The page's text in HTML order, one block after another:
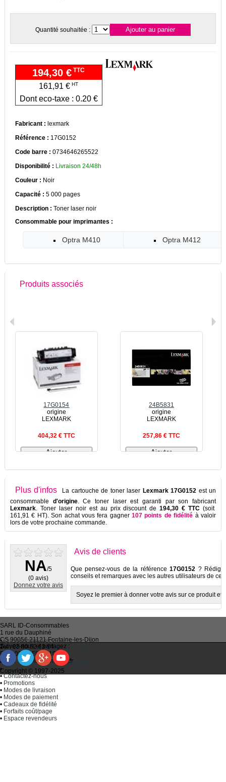
Quantité souhaitée :
194,30 € TTC
161,91 € HT
Dont eco-taxe : 0.20 €
Fabricant : lexmark
Référence : 17G0152
Code barre : 0734646265522
Disponibilité : Livraison 24/48h
Couleur : Noir
Capacité : 5 000 pages
Description : Toner laser noir
Consommable pour imprimantes :
Optra M410 Optra M412
Produits associés
17G0154
origine
LEXMARK
404,32 € TTC
24B5831
origine
LEXMARK
257,86 € TTC
Plus d'infos La cartouche de toner laser Lexmark 17G0152 est un
consommable d'origine. Ce toner laser est garanti par son fabricant
Lexmark. Toner laser noir est au prix discount de194,30 € TTC (soit
161,91 € HT). Son achat vous fera gagner107 points de fidélité à valoir
lors de votre prochaine commande.
Avis de clients
NA/5
(0 avis)
Donnez votre avis
Que pensez-vous de la référence17G0152 ?
conseils et remarques avec les autres utilisateurs de ce
Soyez le premier à donner votre avis sur ce produit et
SARL ID-Consommables
1 rue du Dauphiné
CS 90056 21121Fontaine-les-Dijon
Tel :03 80 52 63 64
Fax :03 80 58 81 10
Email : idc@imprimantes.fr
•Qui sommes-nous ?
•Recycler ses cartouches usagées
• Bien choisir ses cartouches d'encre
•
Conditions générales de vente
•Plan du site
•Contactez-nous
• Promotions
• Modes de livraison
• Modes de paiement
• Cadeaux de fidélité
• Forfaits coût/page
• Espace revendeurs
Suivez-nous et partagez :
Consent Preferences
Copyright © 1997-2025